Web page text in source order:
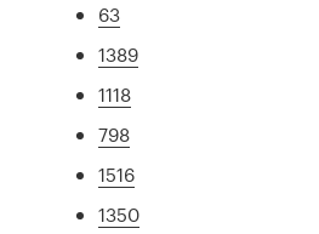
63
1389
1118
798
1516
1350